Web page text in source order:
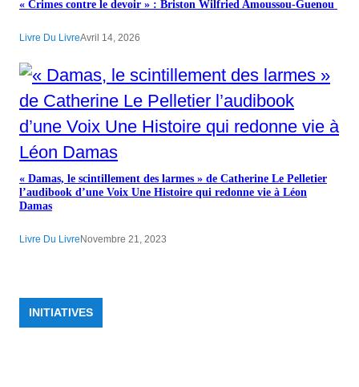
« Crimes contre le devoir » : Briston Wilfried Amoussou-Guenou
Livre Du LivreAvril 14, 2026
« Damas, le scintillement des larmes » de Catherine Le Pelletier
l’audibook d’une Voix Une Histoire qui redonne vie à Léon
Damas
Livre Du LivreNovembre 21, 2023
INITIATIVES